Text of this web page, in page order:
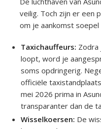
veilig. Toch zijn er een
om je aankomst
Taxichauffeurs: Zodra
loopt, word je
soms opdringerig.
officiële
mei 2026 prima in
transparanter dan de
Wisselkoersen: De